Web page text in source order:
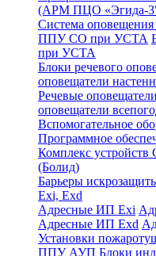
(АРМ ПЦО «Эгида-
Система
ППУ СО при УСТА
при УСТА
Блоки речевого
оповещатели
Речевые
оповещатели
Вспомогательное
Программное
Комплекс
(Болид)
Барьеры
Exi, Exd
Адресные ИП Exi
Адресные ИП Exd
Установки
ППУ АУП Блоки